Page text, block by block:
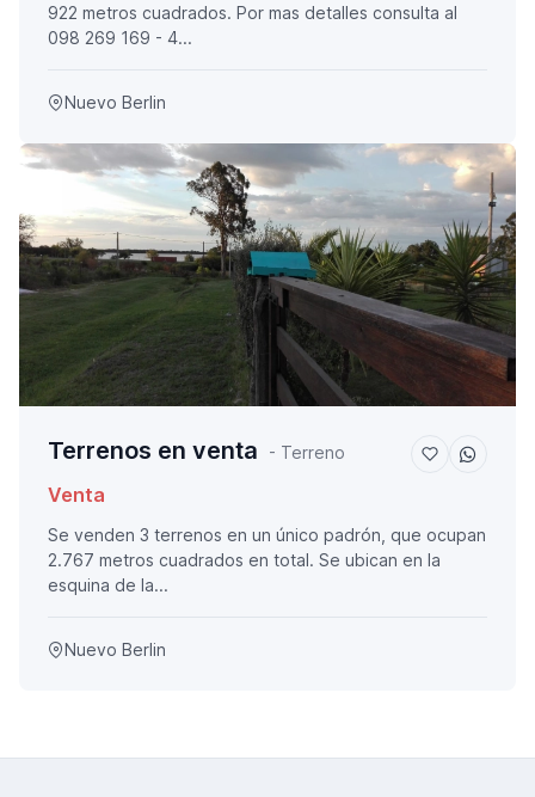
922 metros cuadrados. Por mas detalles consulta al
098 269 169 - 4...
Nuevo Berlin
Terrenos en venta - Terreno
Venta
Se venden 3 terrenos en un único padrón, que ocupan
2.767 metros cuadrados en total. Se ubican en la
esquina de la...
Nuevo Berlin